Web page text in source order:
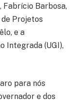
Fabrício Barbosa,
Projetos
e a
Integrada (UGI),
para nós
e dos